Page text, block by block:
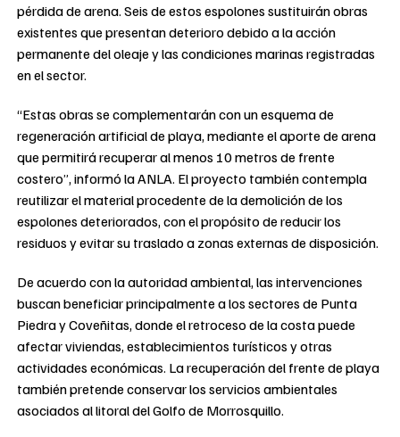
pérdida de arena. Seis de estos espolones sustituirán obras
existentes que presentan deterioro debido a la acción
permanente del oleaje y las condiciones marinas registradas
en el sector.
“Estas obras se complementarán con un esquema de
regeneración artificial de playa, mediante el aporte de arena
que permitirá recuperar al menos 10 metros de frente
costero”, informó la ANLA. El proyecto también contempla
reutilizar el material procedente de la demolición de los
espolones deteriorados, con el propósito de reducir los
residuos y evitar su traslado a zonas externas de disposición.
De acuerdo con la autoridad ambiental, las intervenciones
buscan beneficiar principalmente a los sectores de Punta
Piedra y Coveñitas, donde el retroceso de la costa puede
afectar viviendas, establecimientos turísticos y otras
actividades económicas. La recuperación del frente de playa
también pretende conservar los servicios ambientales
asociados al litoral del Golfo de Morrosquillo.